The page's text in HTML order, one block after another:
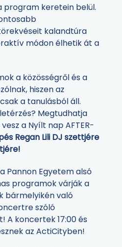
program keretein belül.
kalandtúra
módon élhetik át a
a közösségről és a
hiszen az
a tanulásból áll.
Megtudhatja
a Nyílt nap AFTER-
Regan Lili DJ szettjére
Pannon Egyetem alsó
programok várják a
bármelyikén való
szóló
A koncertek 17:00 és
az ActiCityben!